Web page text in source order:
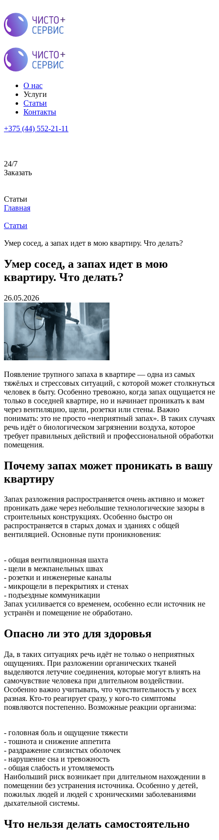
О нас
Услуги
Статьи
Контакты
+375 (44) 552-21-11
24/7
Заказать
Статьи
Главная
Статьи
Умер сосед, а запах идет в мою квартиру. Что делать?
Умер сосед, а запах идет в мою
квартиру. Что делать?
26.05.2026
Появление трупного запаха в квартире — одна из самых
тяжёлых и стрессовых ситуаций, с которой может столкнуться
человек в быту. Особенно тревожно, когда запах ощущается не
только в соседней квартире, но и начинает проникать к вам
через вентиляцию, щели, розетки или стены. Важно
понимать: это не просто «неприятный запах». В таких случаях
речь идёт о биологическом загрязнении воздуха, которое
требует правильных действий и профессиональной обработки
помещения.
Почему запах может проникать в вашу
квартиру
Запах разложения распространяется очень активно и может
проникать даже через небольшие технологические зазоры в
строительных конструкциях. Особенно быстро он
распространяется в старых домах и зданиях с общей
вентиляцией. Основные пути проникновения:
- общая вентиляционная шахта
- щели в межпанельных швах
- розетки и инженерные каналы
- микрощели в перекрытиях и стенах
- подъездные коммуникации
Запах усиливается со временем, особенно если источник не
устранён и помещение не обработано.
Опасно ли это для здоровья
Да, в таких ситуациях речь идёт не только о неприятных
ощущениях. При разложении органических тканей
выделяются летучие соединения, которые могут влиять на
самочувствие человека при длительном воздействии.
Особенно важно учитывать, что чувствительность у всех
разная. Кто-то реагирует сразу, у кого-то симптомы
появляются постепенно. Возможные реакции организма:
- головная боль и ощущение тяжести
- тошнота и снижение аппетита
- раздражение слизистых оболочек
- нарушение сна и тревожность
- общая слабость и утомляемость
Наибольший риск возникает при длительном нахождении в
помещении без устранения источника. Особенно у детей,
пожилых людей и людей с хроническими заболеваниями
дыхательной системы.
Что нельзя делать самостоятельно